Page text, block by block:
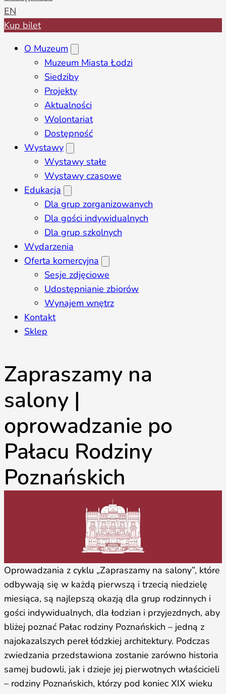
EN
Kup bilet
O Muzeum
Muzeum Miasta Łodzi
Siedziby
Projekty
Aktualności
Wolontariat
Dostępność
Wystawy
Wystawy stałe
Wystawy czasowe
Edukacja
Dla grup zorganizowanych
Dla gości indywidualnych
Dla grup szkolnych
Wydarzenia
Oferta komercyjna
Sesje zdjęciowe
Udostępnianie zbiorów
Wynajem wnętrz
Kontakt
Sklep
Zapraszamy na
salony |
oprowadzanie po
Pałacu Rodziny
Poznańskich
Oprowadzania z cyklu „Zapraszamy na salony”, które
odbywają się w każdą pierwszą i trzecią niedzielę
miesiąca, są najlepszą okazją dla grup rodzinnych i
gości indywidualnych, dla łodzian i przyjezdnych, aby
bliżej poznać Pałac rodziny Poznańskich – jedną z
najokazalszych pereł łódzkiej architektury. Podczas
zwiedzania przedstawiona zostanie zarówno historia
samej budowli, jak i dzieje jej pierwotnych właścicieli
– rodziny Poznańskich, którzy pod koniec XIX wieku